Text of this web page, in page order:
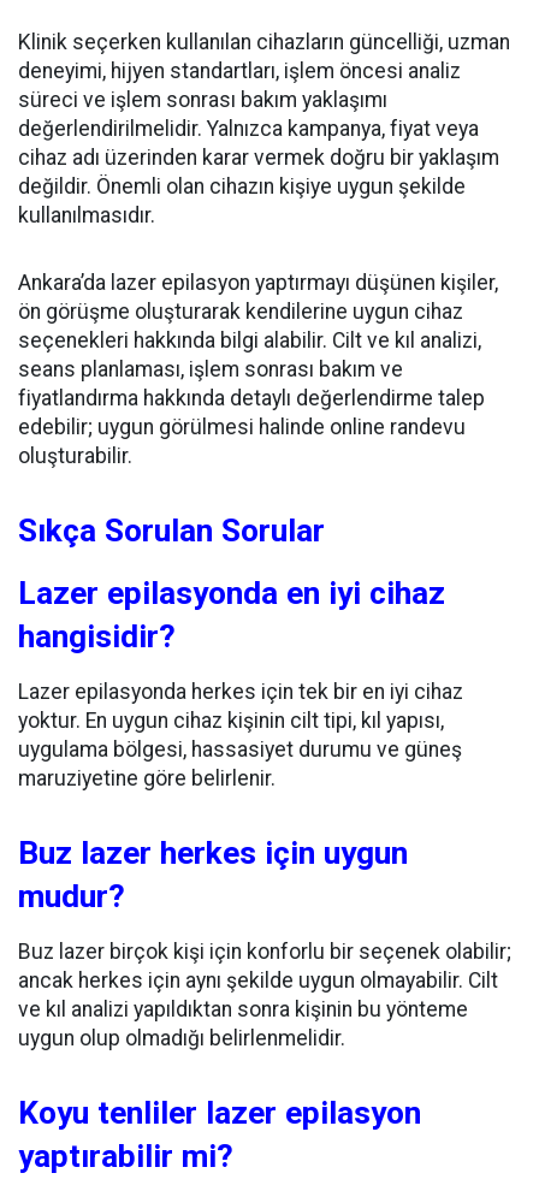
Klinik seçerken kullanılan cihazların güncelliği, uzman
deneyimi, hijyen standartları, işlem öncesi analiz
süreci ve işlem sonrası bakım yaklaşımı
değerlendirilmelidir. Yalnızca kampanya, fiyat veya
cihaz adı üzerinden karar vermek doğru bir yaklaşım
değildir. Önemli olan cihazın kişiye uygun şekilde
kullanılmasıdır.
Ankara’da lazer epilasyon yaptırmayı düşünen kişiler,
ön görüşme oluşturarak kendilerine uygun cihaz
seçenekleri hakkında bilgi alabilir. Cilt ve kıl analizi,
seans planlaması, işlem sonrası bakım ve
fiyatlandırma hakkında detaylı değerlendirme talep
edebilir; uygun görülmesi halinde online randevu
oluşturabilir.
Sıkça Sorulan Sorular
Lazer epilasyonda en iyi cihaz
hangisidir?
Lazer epilasyonda herkes için tek bir en iyi cihaz
yoktur. En uygun cihaz kişinin cilt tipi, kıl yapısı,
uygulama bölgesi, hassasiyet durumu ve güneş
maruziyetine göre belirlenir.
Buz lazer herkes için uygun
mudur?
Buz lazer birçok kişi için konforlu bir seçenek olabilir;
ancak herkes için aynı şekilde uygun olmayabilir. Cilt
ve kıl analizi yapıldıktan sonra kişinin bu yönteme
uygun olup olmadığı belirlenmelidir.
Koyu tenliler lazer epilasyon
yaptırabilir mi?